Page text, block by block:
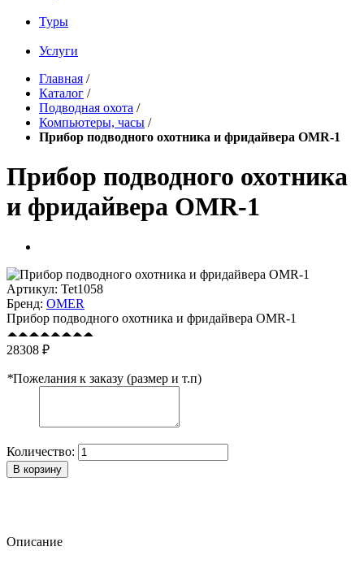
Туры
Услуги
Главная /
Каталог /
Подводная охота /
Компьютеры, часы /
Прибор подводного охотника и фридайвера OMR-1
Прибор подводного охотника
и фридайвера OMR-1
Артикул: Tet1058
Бренд: OMER
Прибор подводного охотника и фридайвера OMR-1
28308 ₽
*Пожелания к заказу (размер и т.п)
Количество:
В корзину
Описание